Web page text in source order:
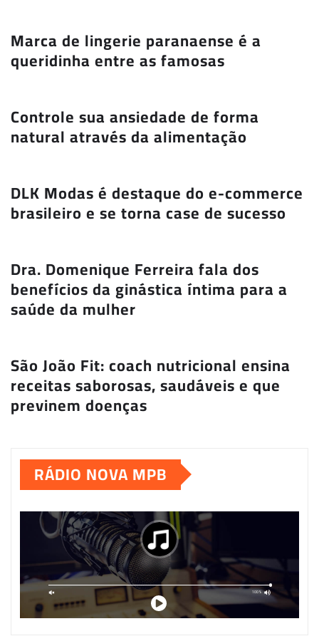
Marca de lingerie paranaense é a
queridinha entre as famosas
Controle sua ansiedade de forma
natural através da alimentação
DLK Modas é destaque do e-commerce
brasileiro e se torna case de sucesso
Dra. Domenique Ferreira fala dos
benefícios da ginástica íntima para a
saúde da mulher
São João Fit: coach nutricional ensina
receitas saborosas, saudáveis e que
previnem doenças
RÁDIO NOVA MPB